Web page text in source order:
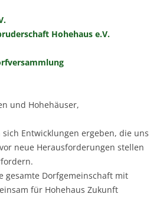
Hohehaus e.V.
und Hohehäuser,
Entwicklungen ergeben, die uns
neue Herausforderungen stellen
gesamte Dorfgemeinschaft mit
für Hohehaus Zukunft